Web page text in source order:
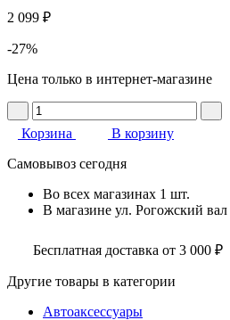
2 099 ₽
-27%
Цена только в интернет-магазине
Корзина
В корзину
Самовывоз сегодня
Во всех магазинах 1 шт.
В магазине ул. Рогожский вал
Бесплатная доставка от 3 000 ₽
Другие товары в категории
Автоаксессуары